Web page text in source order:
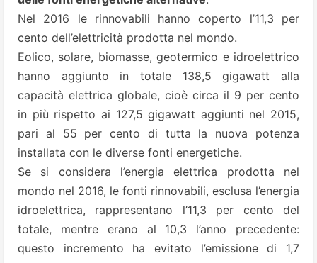
Nel 2016 le rinnovabili hanno coperto l’11,3 per
cento dell’elettricità prodotta nel mondo.
Eolico, solare, biomasse, geotermico e idroelettrico
hanno aggiunto in totale 138,5 gigawatt alla
capacità elettrica globale, cioè circa il 9 per cento
in più rispetto ai 127,5 gigawatt aggiunti nel 2015,
pari al 55 per cento di tutta la nuova potenza
installata con le diverse fonti energetiche.
Se si considera l’energia elettrica prodotta nel
mondo nel 2016, le fonti rinnovabili, esclusa l’energia
idroelettrica, rappresentano l’11,3 per cento del
totale, mentre erano al 10,3 l’anno precedente:
questo incremento ha evitato l’emissione di 1,7